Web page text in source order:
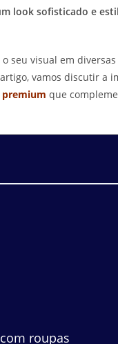
look sofisticado e
seu visual em
vamos discutir a
premium que
roupas